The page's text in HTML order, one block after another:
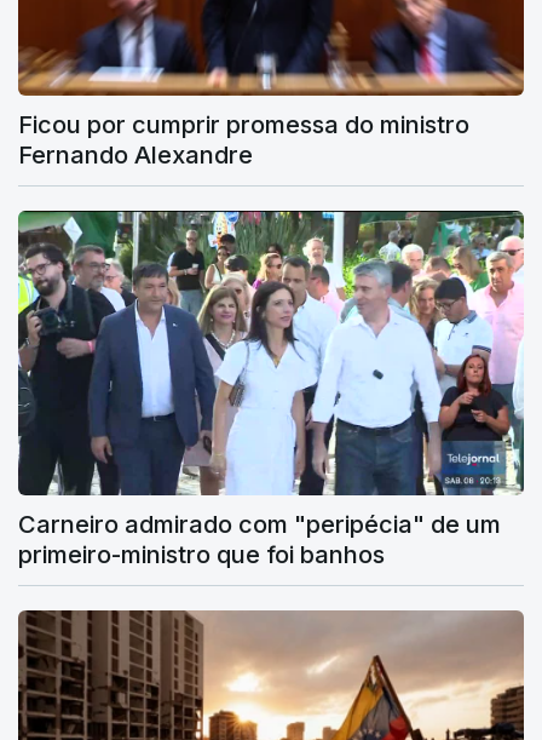
Ficou por cumprir promessa do ministro
Fernando Alexandre
Carneiro admirado com "peripécia" de um
primeiro-ministro que foi banhos